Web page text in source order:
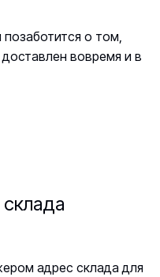
о том,
вовремя и в
адрес склада для